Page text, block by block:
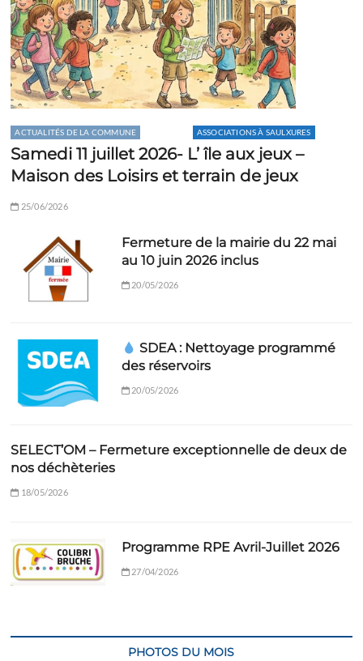
ACTUALITÉS DE LA COMMUNE ASSOCIATIONS À SAULXURES
Samedi 11 juillet 2026- L’ île aux jeux –
Maison des Loisirs et terrain de jeux
25/06/2026
Fermeture de la mairie du 22 mai
au 10 juin 2026 inclus
20/05/2026
SDEA : Nettoyage programmé
des réservoirs
20/05/2026
SELECT’OM – Fermeture exceptionnelle de deux de
nos déchèteries
18/05/2026
Programme RPE Avril-Juillet 2026
27/04/2026
PHOTOS DU MOIS